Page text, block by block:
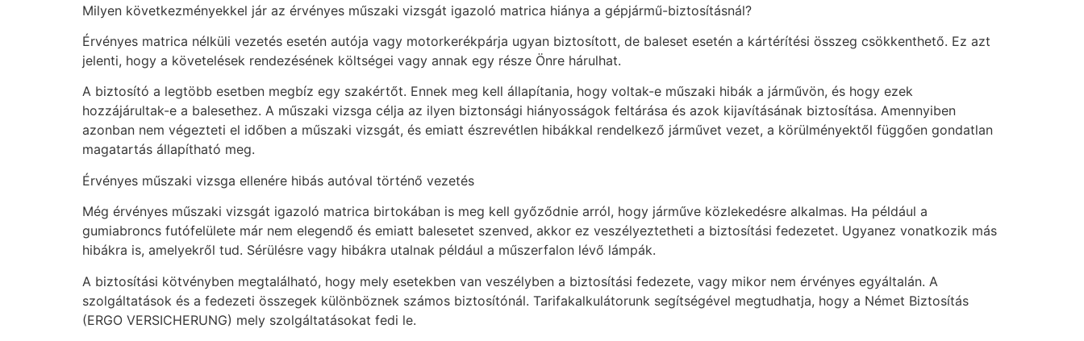
Milyen következményekkel jár az érvényes műszaki vizsgát igazoló matrica hiánya a gépjármű-biztosításnál?
Érvényes matrica nélküli vezetés esetén autója vagy motorkerékpárja ugyan biztosított, de baleset esetén a kártérítési összeg csökkenthető. Ez azt
jelenti, hogy a követelések rendezésének költségei vagy annak egy része Önre hárulhat.
A biztosító a legtöbb esetben megbíz egy szakértőt. Ennek meg kell állapítania, hogy voltak-e műszaki hibák a járművön, és hogy ezek
hozzájárultak-e a balesethez. A műszaki vizsga célja az ilyen biztonsági hiányosságok feltárása és azok kijavításának biztosítása. Amennyiben
azonban nem végezteti el időben a műszaki vizsgát, és emiatt észrevétlen hibákkal rendelkező járművet vezet, a körülményektől függően gondatlan
magatartás állapítható meg.
Érvényes műszaki vizsga ellenére hibás autóval történő vezetés
Még érvényes műszaki vizsgát igazoló matrica birtokában is meg kell győződnie arról, hogy járműve közlekedésre alkalmas. Ha például a
gumiabroncs futófelülete már nem elegendő és emiatt balesetet szenved, akkor ez veszélyeztetheti a biztosítási fedezetet. Ugyanez vonatkozik más
hibákra is, amelyekről tud. Sérülésre vagy hibákra utalnak például a műszerfalon lévő lámpák.
A biztosítási kötvényben megtalálható, hogy mely esetekben van veszélyben a biztosítási fedezete, vagy mikor nem érvényes egyáltalán. A
szolgáltatások és a fedezeti összegek különböznek számos biztosítónál. Tarifakalkulátorunk segítségével megtudhatja, hogy a Német Biztosítás
(ERGO VERSICHERUNG) mely szolgáltatásokat fedi le.